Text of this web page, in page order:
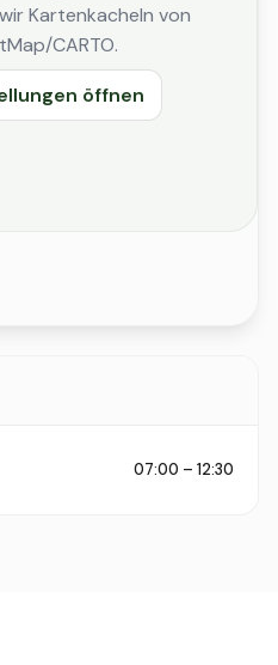
Kartenkacheln von
CARTO.
öffnen
07:00 – 12:30